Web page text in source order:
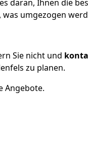
daran, Ihnen die
umgezogen
Sie nicht und
zu planen.
Angebote.